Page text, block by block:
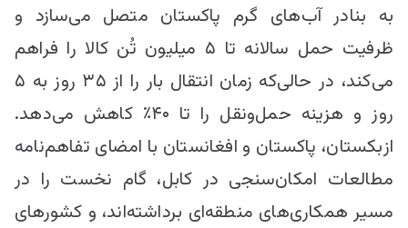
به بنادر آب‌های گرم پاکستان متصل می‌سازد و
ظرفیت حمل سالانه تا ۵ میلیون تُن کالا را فراهم
می‌کند، در حالی‌که زمان انتقال بار را از ۳۵ روز به ۵
روز و هزینه حمل‌ونقل را تا ۴۰٪ کاهش می‌دهد.
ازبکستان، پاکستان و افغانستان با امضای تفاهم‌نامه
مطالعات امکان‌سنجی در کابل، گام‎ نخست را در
مسیر همکاری‌های منطقه‌ای برداشته‌اند، و کشورهای